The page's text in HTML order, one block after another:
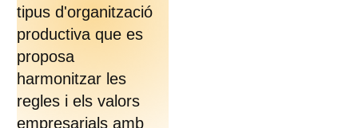
tipus d'organització
productiva que es
proposa
harmonitzar les
regles i els valors
empresarials amb